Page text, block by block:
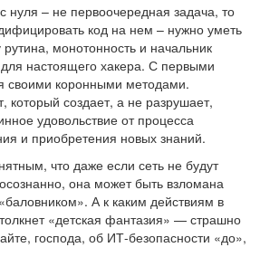
нуля – не первоочередная задача, то
код на нем – нужно уметь
монотонность и начальник
настоящего хакера. С первыми
своими коронными методами.
создает, а не разрушает,
удовольствие от процесса
и приобретения новых знаний.
что даже если сеть не будут
она может быть взломана
А к каким действиям в
«детская фантазия» — страшно
господа, об ИТ-безопасности «до»,